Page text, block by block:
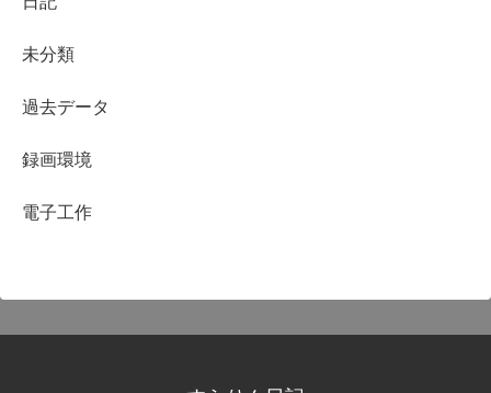
未分類
過去データ
録画環境
電子工作